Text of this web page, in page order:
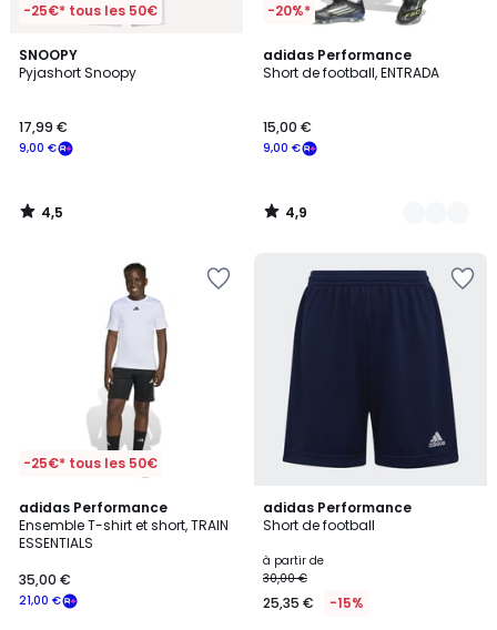
-25€* tous les 50€
SNOOPY
Pyjashort Snoopy
9,00 €
17,99 €
4,5
/ 5
4,5
/
-20%*
adidas Performance
Short de football, ENTRADA
9,00 €
15,00 €
4,9
/ 5
5
Couleurs
4,9
/
-25€* tous les 50€
adidas Performance
Ensemble T-shirt et short, TRAIN
ESSENTIALS
21,00 €
35,00 €
4,9
/ 5
adidas Performance
Short de football
à partir de
30,00 €
25,35 € -15%
4,8
/ 5